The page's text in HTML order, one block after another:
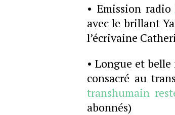
• Emission radio
avec le brillant
l’écrivaine
• Longue et
consacré au
transhumain
abonnés)